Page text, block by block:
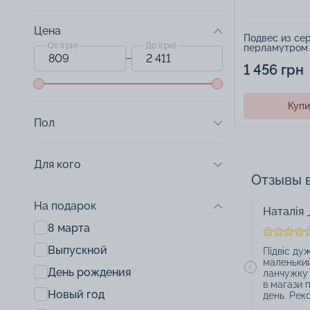
Цена
От (грн) До (грн)
Пол
Для кого
На подарок
8 марта
Выпускной
День рождения
Новый год
Подвес из
перламутром
1 456 грн
Отзывы
Наталія
Підвіс
ланчужку
в магази
день.